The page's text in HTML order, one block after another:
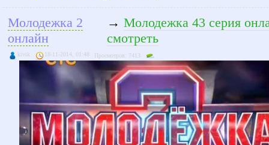
Молодежка 2
онлайн
→ Молодежка 43 серия
смотреть
kivik 18-11-2014, 01:48 Просмотров: 7413